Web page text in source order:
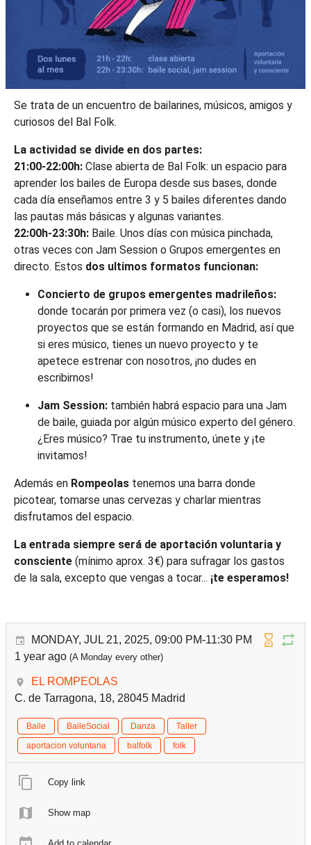
Se trata de un encuentro de bailarines, músicos, amigos y
curiosos del Bal Folk.
La actividad se divide en dos partes:
21:00-22:00h: Clase abierta de Bal Folk: un espacio para
aprender los bailes de Europa desde sus bases, donde
cada día enseñamos entre 3 y 5 bailes diferentes dando
las pautas más básicas y algunas variantes.
22:00h-23:30h: Baile. Unos días con música pinchada,
otras veces con Jam Session o Grupos emergentes en
directo. Estos dos ultimos formatos funcionan:
Concierto de grupos emergentes madrileños:
donde tocarán por primera vez (o casi), los nuevos
proyectos que se están formando en Madrid, así que
si eres músico, tienes un nuevo proyecto y te
apetece estrenar con nosotros, ¡no dudes en
escribirnos!
Jam Session: también habrá espacio para una Jam
de baile, guiada por algún músico experto del género.
¿Eres músico? Trae tu instrumento, únete y ¡te
invitamos!
Además en Rompeolas tenemos una barra donde
picotear, tomarse unas cervezas y charlar mientras
disfrutamos del espacio.
La entrada siempre será de aportación voluntaria y
consciente (mínimo aprox. 3€) para sufragar los gastos
de la sala, excepto que vengas a tocar... ¡te esperamos!
MONDAY, JUL 21, 2025, 09:00 PM-11:30 PM
1 year ago (A Monday every other)
EL ROMPEOLAS
C. de Tarragona, 18, 28045 Madrid
Baile BaileSocial Danza
Taller
aportacion voluntaria
balfolk folk
Copy link
Show map